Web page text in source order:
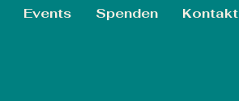
Events Spenden Kontakt